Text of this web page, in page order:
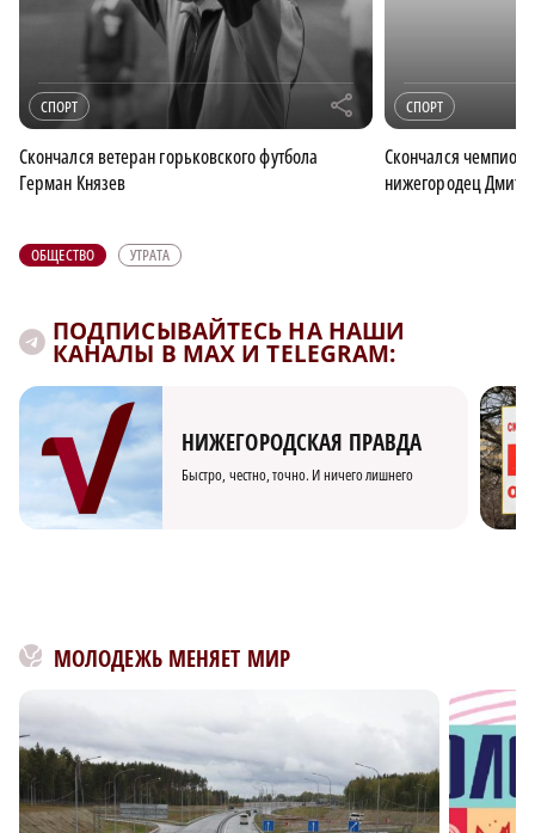
СПОРТ r
Скончался ветеран горьковского футбола
Герман Князев
СПОРТ
Скончался
нижегородец
ОБЩЕСТВО УТРАТА
ПОДПИСЫВАЙТЕСЬ НА НАШИ
КАНАЛЫ В MAX И TELEGRAM:
НИЖЕГОРОДСКАЯ ПРАВДА
Быстро, честно, точно. И ничего лишнего
МОЛОДЕЖЬ МЕНЯЕТ МИР